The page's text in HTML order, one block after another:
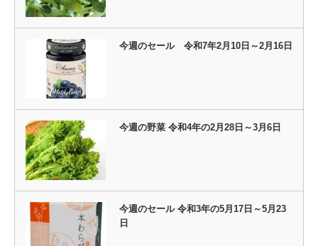
今週のセール 令和7年2月10日～2月16日
今週の野菜 令和4年の2月28日～3月6日
今週のセール 令和3年の5月17日～5月23
日